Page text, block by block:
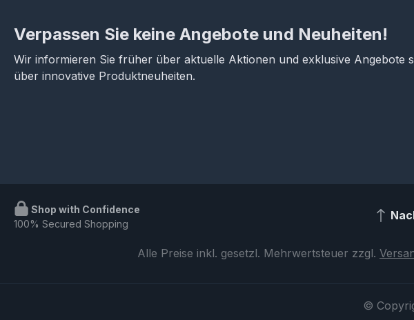
Verpassen Sie keine Angebote und Neuheiten!
Wir informieren Sie früher über aktuelle Aktionen und exklusive Angebote
über innovative Produktneuheiten.
Shop with Confidence
100% Secured Shopping
Alle Preise inkl. gesetzl. Mehrwertsteuer zzgl.
©